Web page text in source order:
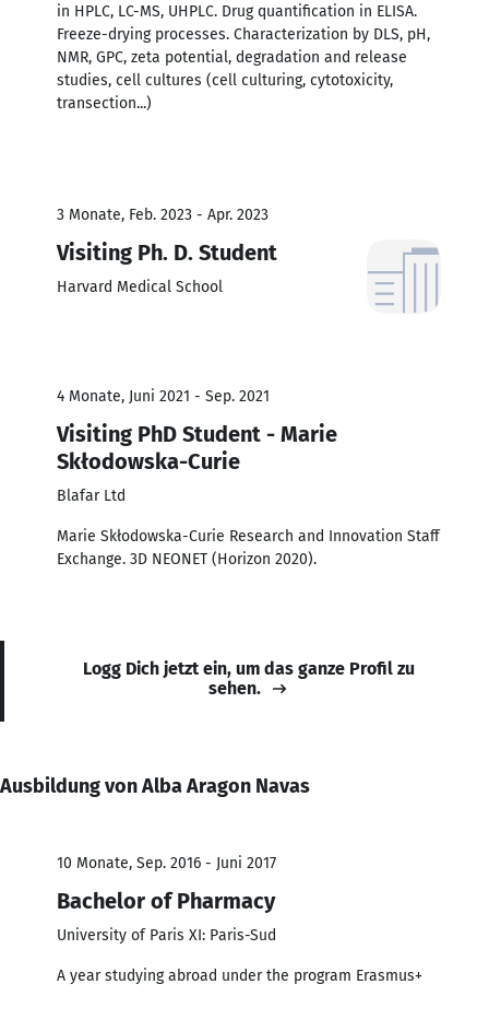
in HPLC, LC-MS, UHPLC. Drug quantification in ELISA.
Freeze-drying processes. Characterization by DLS, pH,
NMR, GPC, zeta potential, degradation and release
studies, cell cultures (cell culturing, cytotoxicity,
transection...)
3 Monate, Feb. 2023 - Apr. 2023
Visiting Ph. D. Student
Harvard Medical School
4 Monate, Juni 2021 - Sep. 2021
Visiting PhD Student - Marie
Skłodowska-Curie
Blafar Ltd
Marie Skłodowska-Curie Research and Innovation Staff
Exchange. 3D NEONET (Horizon 2020).
Logg Dich jetzt ein, um das ganze Profil zu
sehen.
Ausbildung von Alba Aragon Navas
10 Monate, Sep. 2016 - Juni 2017
Bachelor of Pharmacy
University of Paris XI: Paris-Sud
A year studying abroad under the program Erasmus+